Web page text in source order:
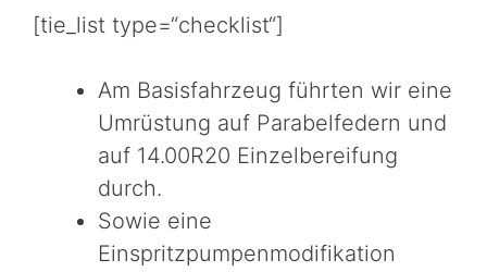
[tie_list type=“checklist“]
Am Basisfahrzeug führten wir eine
Umrüstung auf Parabelfedern und
auf 14.00R20 Einzelbereifung
durch.
Sowie eine
Einspritzpumpenmodifikation